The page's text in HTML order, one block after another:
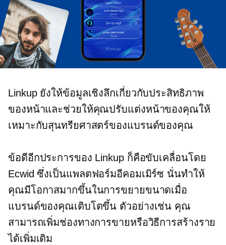
Linkup ยังให้ข้อมูลเชิงลึกเกี่ยวกับประสิทธิภาพ
ของหน้าและช่วยให้คุณปรับแต่งหน้าของคุณให้
เหมาะกับสุนทรียศาสตร์ของแบรนด์ของคุณ
ข้อดีอีกประการของ Linkup ก็คือขับเคลื่อนโดย
Ecwid ซึ่งเป็นแพลตฟอร์มอีคอมเมิร์ซ นั่นทำให้
คุณมีโอกาสมากขึ้นในการขยายขนาดเมื่อ
แบรนด์ของคุณเติบโตขึ้น ตัวอย่างเช่น คุณ
สามารถเพิ่มช่องทางการขายหรือวิธีการสร้างราย
ได้เพิ่มเติม